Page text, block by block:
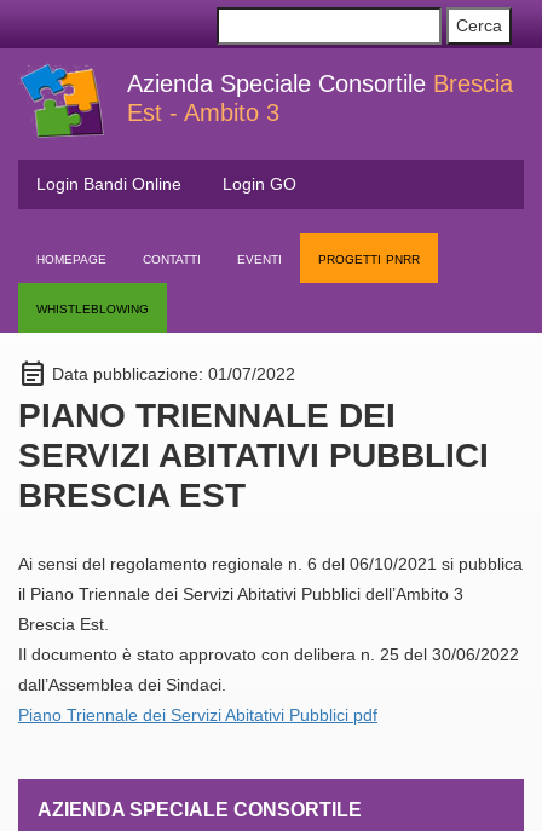
Azienda Speciale Consortile Brescia
Est - Ambito 3
Login Bandi Online Login GO
homepage contatti eventi progetti pnrr
whistleblowing
event_note Data pubblicazione: 01/07/2022
PIANO TRIENNALE DEI
SERVIZI ABITATIVI PUBBLICI
BRESCIA EST
Ai sensi del regolamento regionale n. 6 del 06/10/2021 si pubblica
il Piano Triennale dei Servizi Abitativi Pubblici dell’Ambito 3
Brescia Est.
Il documento è stato approvato con delibera n. 25 del 30/06/2022
dall’Assemblea dei Sindaci.
Piano Triennale dei Servizi Abitativi Pubblici pdf
AZIENDA SPECIALE CONSORTILE